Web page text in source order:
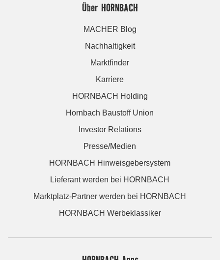
Über HORNBACH
MACHER Blog
Nachhaltigkeit
Marktfinder
Karriere
HORNBACH Holding
Hornbach Baustoff Union
Investor Relations
Presse/Medien
HORNBACH Hinweisgebersystem
Lieferant werden bei HORNBACH
Marktplatz-Partner werden bei HORNBACH
HORNBACH Werbeklassiker